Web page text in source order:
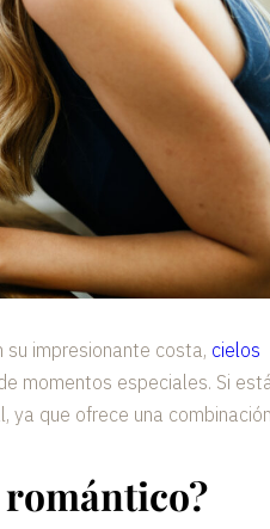
su impresionante costa, cielos
momentos especiales. Si
ya que ofrece una combinación
romántico?